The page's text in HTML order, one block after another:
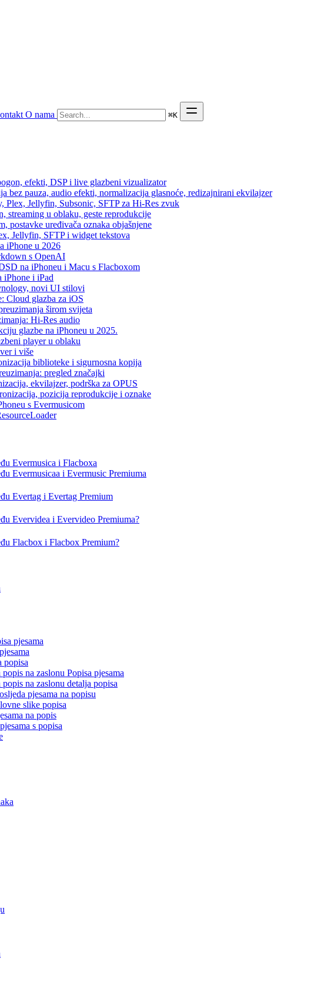
O nama ⌘K
efekti, DSP i live glazbeni vizualizator
bez pauza, audio efekti, normalizacija glasnoće, redizajnirani ekvilajzer
Plex, Jellyfin, Subsonic, SFTP za Hi-Res zvuk
streaming u oblaku, geste reprodukcije
postavke uređivača oznaka objašnjene
Jellyfin, SFTP i widget tekstova
iPhone u 2026
s OpenAI
na iPhoneu i Macu s Flacboxom
iPhone i iPad
novi UI stilovi
Cloud glazba za iOS
širom svijeta
Hi-Res audio
glazbe na iPhoneu u 2025.
player u oblaku
i više
biblioteke i sigurnosna kopija
pregled značajki
ekvilajzer, podrška za OPUS
pozicija reprodukcije i oznake
s Evermusicom
Evermusica i Flacboxa
Evermusicaa i Evermusic Premiuma
Evertag i Evertag Premium
Evervidea i Evervideo Premiuma?
Flacbox i Flacbox Premium?
pjesama
popisa
na zaslonu Popisa pjesama
na zaslonu detalja popisa
pjesama na popisu
slike popisa
na popis
s popisa